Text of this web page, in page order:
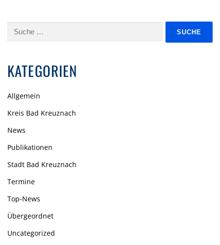
Suche
KATEGORIEN
Allgemein
Kreis Bad Kreuznach
News
Publikationen
Stadt Bad Kreuznach
Termine
Top-News
Übergeordnet
Uncategorized